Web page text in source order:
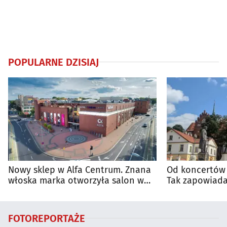
POPULARNE DZISIAJ
Nowy sklep w Alfa Centrum. Znana
włoska marka otworzyła salon w
Od
Tak
FOTOREPORTAŻE